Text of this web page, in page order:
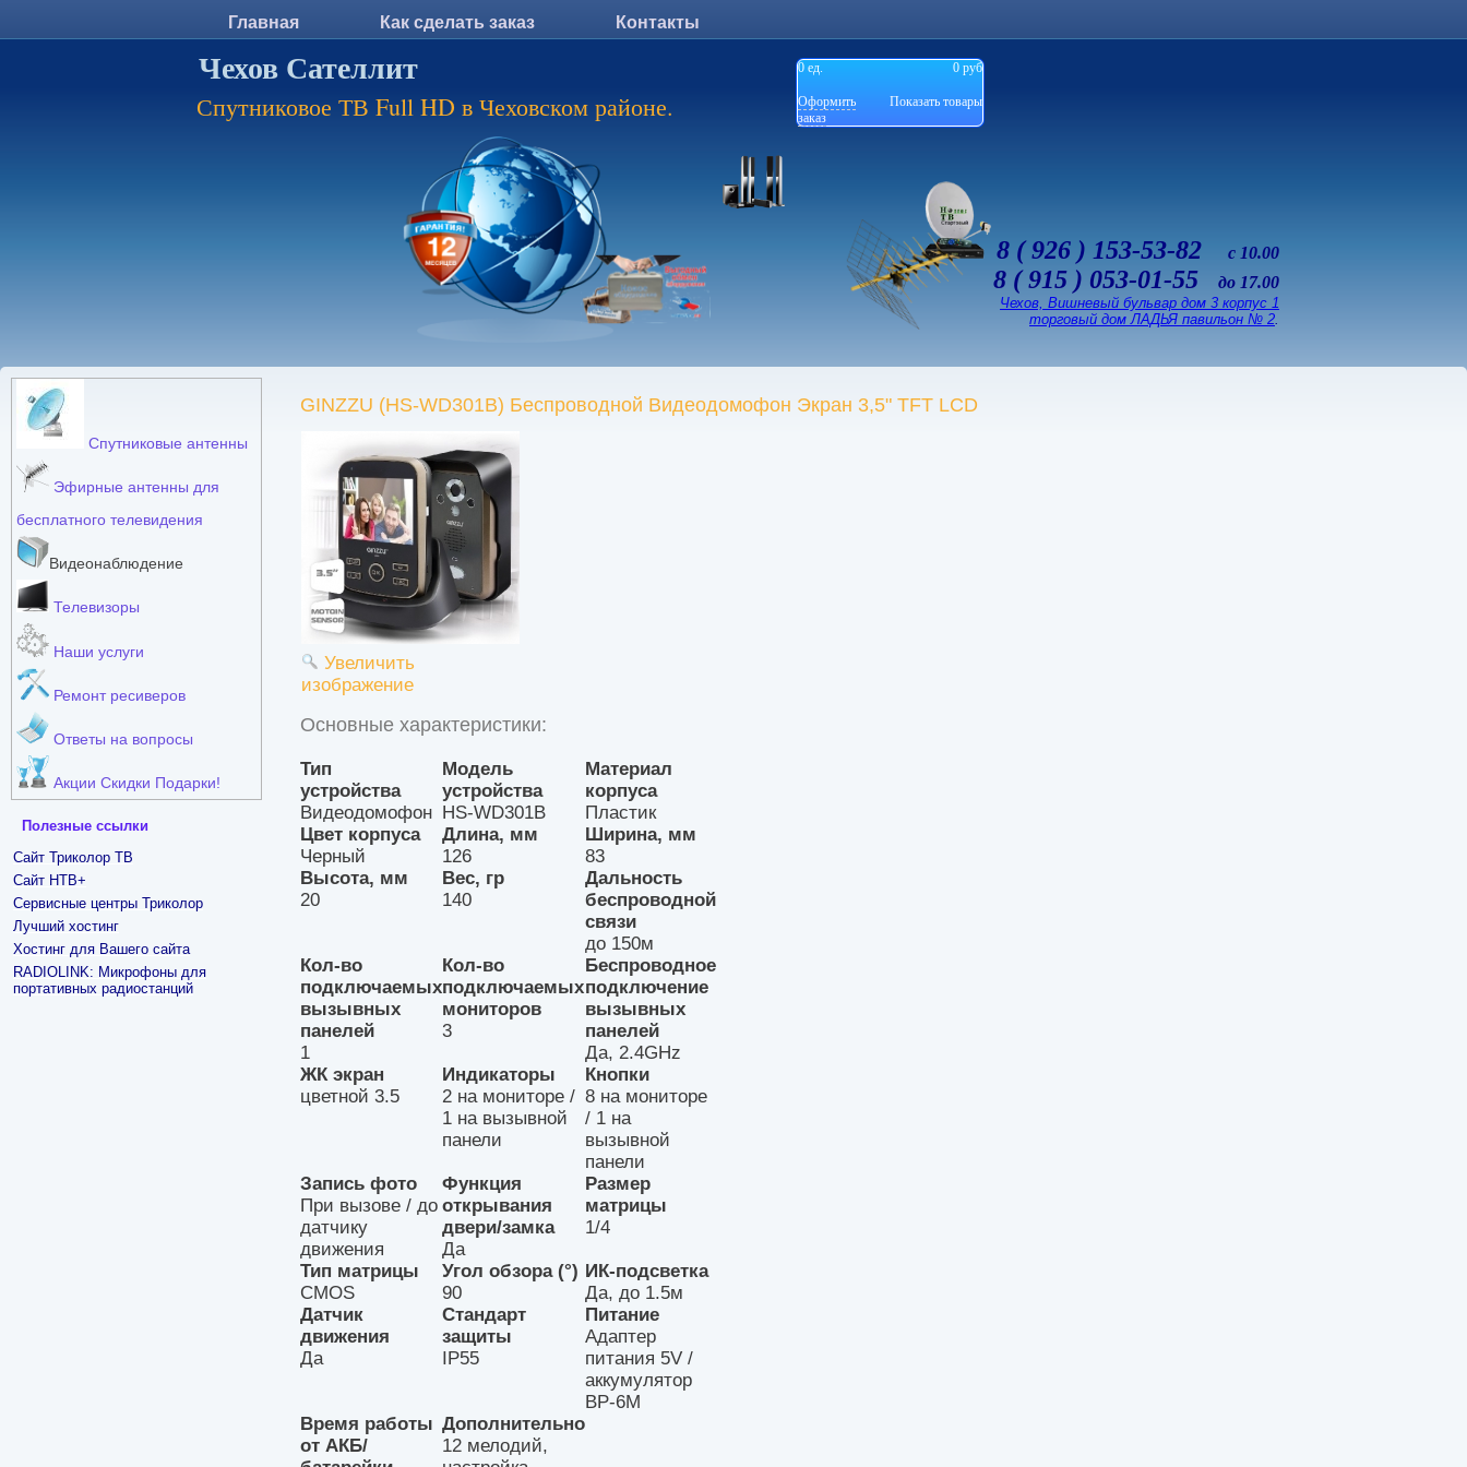
Главная Как сделать заказ Контакты
8 ( 926 ) 153-53-82 с 10.00
8 ( 915 ) 053-01-55 до 17.00
Чехов, Вишневый бульвар дом 3 корпус 1
торговый дом ЛАДЬЯ павильон № 2.
0 ед. 0 руб
Оформить
заказ
Показать товары
Чехов Сателлит
Спутниковое ТВ Full HD в Чеховском районе.
Спутниковые антенны
Эфирные антенны для
бесплатного телевидения
Видеонаблюдение
Телевизоры
Наши услуги
Ремонт ресиверов
Ответы на вопросы
Акции Скидки Подарки!
Полезные ссылки
Сайт Триколор ТВ
Сайт НТВ+
Сервисные центры Триколор
Лучший хостинг
Хостинг для Вашего сайта
RADIOLINK: Микрофоны для
портативных радиостанций
GINZZU (HS-WD301B) Беспроводной Видеодомофон Экран 3,5" TFT LCD
Увеличить
изображение
Основные характеристики:
Тип
устройства
Видеодомофон
Модель
устройства
HS-WD301B
Материал
корпуса
Пластик
Цвет корпуса
Черный
Длина, мм
126
Ширина, мм
83
Высота, мм
20
Вес, гр
140
Дальность
беспроводной
связи
до 150м
Кол-во
подключаемых
вызывных
панелей
1
Кол-во
подключаемых
мониторов
3
Беспроводное
подключение
вызывных
панелей
Да, 2.4GHz
ЖК экран
цветной 3.5
Индикаторы
2 на мониторе /
1 на вызывной
панели
Кнопки
8 на мониторе
/ 1 на
вызывной
панели
Запись фото
При вызове / до
датчику
движения
Функция
открывания
двери/замка
Да
Размер
матрицы
1/4
Тип матрицы
CMOS
Угол обзора (°)
90
ИК-подсветка
Да, до 1.5м
Датчик
движения
Да
Стандарт
защиты
IP55
Питание
Адаптер
питания 5V /
аккумулятор
BP-6M
Время работы
от АКБ/
Дополнительно
12 мелодий,